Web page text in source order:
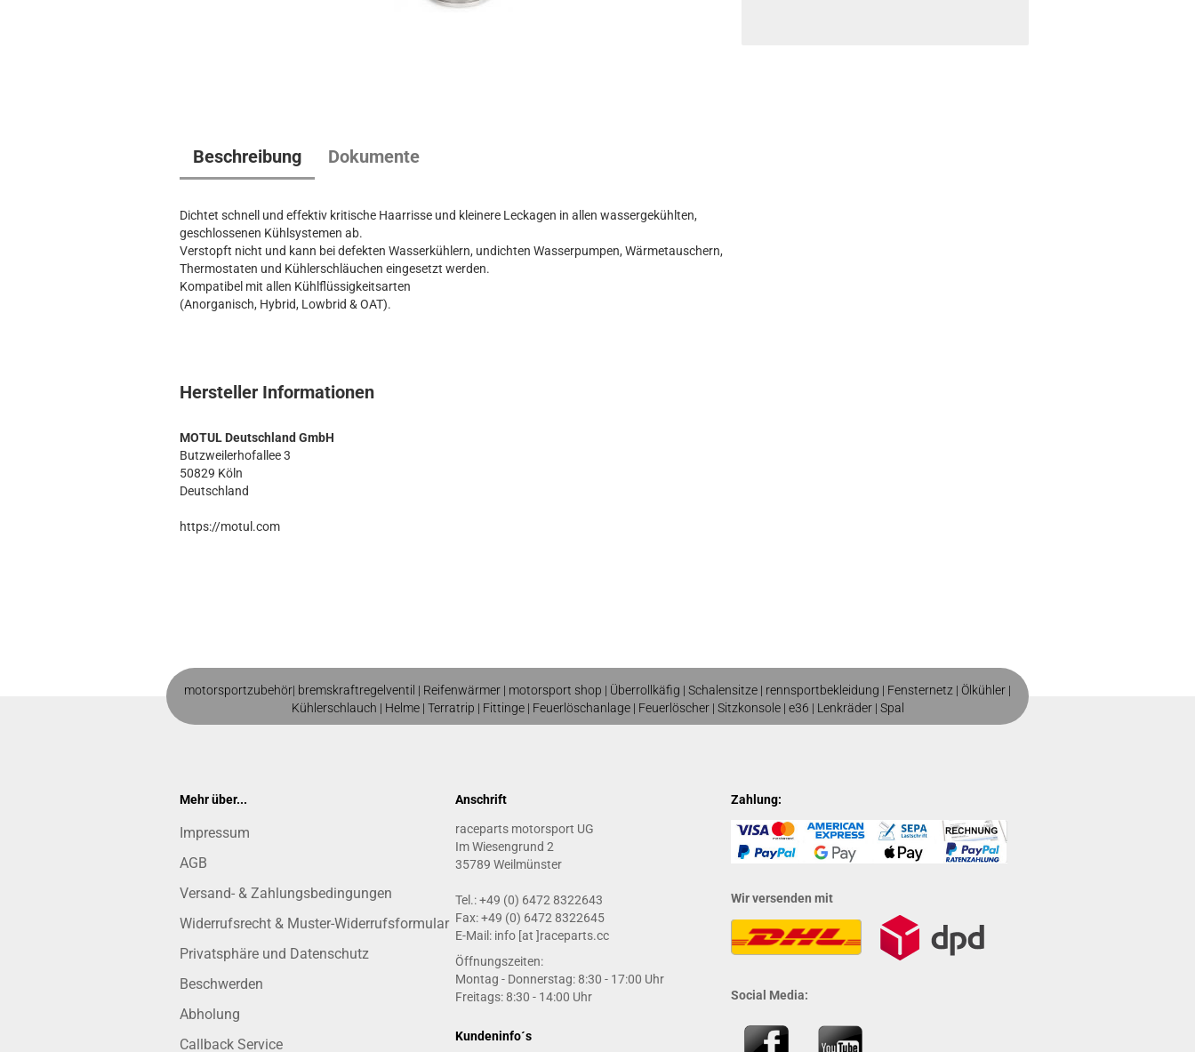
Beschreibung Dokumente
Dichtet schnell und effektiv kritische Haarrisse und kleinere Leckagen in allen wassergekühlten,
geschlossenen Kühlsystemen ab.
Verstopft nicht und kann bei defekten Wasserkühlern, undichten Wasserpumpen, Wärmetauschern,
Thermostaten und Kühlerschläuchen eingesetzt werden.
Kompatibel mit allen Kühlflüssigkeitsarten
(Anorganisch, Hybrid, Lowbrid & OAT).
Hersteller Informationen
MOTUL Deutschland GmbH
Butzweilerhofallee 3
50829 Köln
Deutschland
https://motul.com
motorsportzubehör| bremskraftregelventil | Reifenwärmer | motorsport shop | Überrollkäfig | Schalensitze | rennsportbekleidung | Fensternetz | Ölkühler |
Kühlerschlauch | Helme | Terratrip | Fittinge| Feuerlöschanlage | Feuerlöscher | Sitzkonsole | e36 | Lenkräder | Spal
Mehr über...
Impressum
AGB
Versand- & Zahlungsbedingungen
Widerrufsrecht & Muster-Widerrufsformular
Privatsphäre und Datenschutz
Beschwerden
Abholung
Callback Service
Anschrift
raceparts motorsport UG
Im Wiesengrund 2
35789 Weilmünster
Tel.: +49 (0) 6472 8322643
Fax: +49 (0) 6472 8322645
E-Mail: info [at ]raceparts.cc
Öffnungszeiten:
Montag - Donnerstag: 8:30 - 17:00 Uhr
Freitags: 8:30 - 14:00 Uhr
Kundeninfo´s
Zahlung:
Wir versenden mit
Social Media: